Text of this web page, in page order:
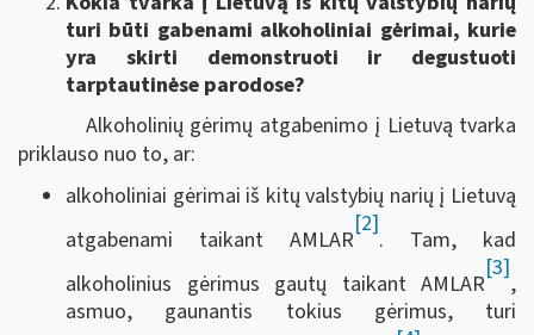
turi būti gabenami alkoholiniai gėrimai, kurie
yra skirti demonstruoti ir degustuoti
tarptautinėse parodose?
Alkoholinių gėrimų atgabenimo į Lietuvą tvarka
priklauso nuo to, ar:
alkoholiniai gėrimai iš kitų valstybių narių į Lietuvą
atgabenami taikant AMLAR
[2]
. Tam, kad
alkoholinius gėrimus gautų taikant AMLAR
[3]
,
asmuo, gaunantis tokius gėrimus, turi